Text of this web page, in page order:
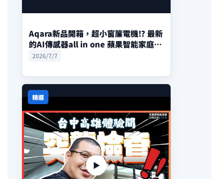
Aqara新品開箱，超小窗簾電機⁉️ 最新
的AI傳感器all in one 蘋果智能家庭
🏠
2026/7/7
▶
精選